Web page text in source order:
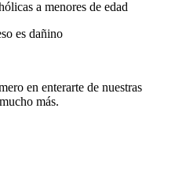
a menores de edad
es dañino
en enterarte de nuestras
más.